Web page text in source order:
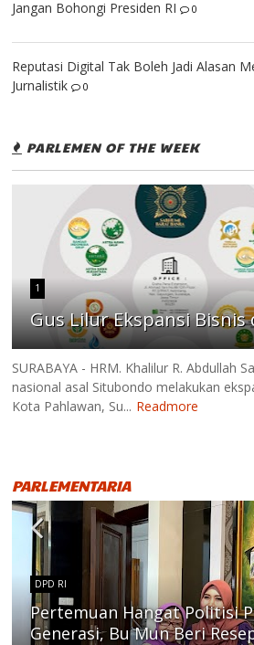
Jangan Bohongi Presiden RI 0
Reputasi Digital Tak Boleh Jadi Alasan
Jurnalistik
0
PARLEMEN OF THE WEEK
1
Gus Lilur Ekspansi Bisnis
SURABAYA - HRM. Khalilur R. Abdullah
nasional asal Situbondo melakukan
Kota Pahlawan, Su... Readmore
PARLEMENTARIA
DPD RI
Pertemuan Hangat Politisi
Generasi, Bu Mun Beri